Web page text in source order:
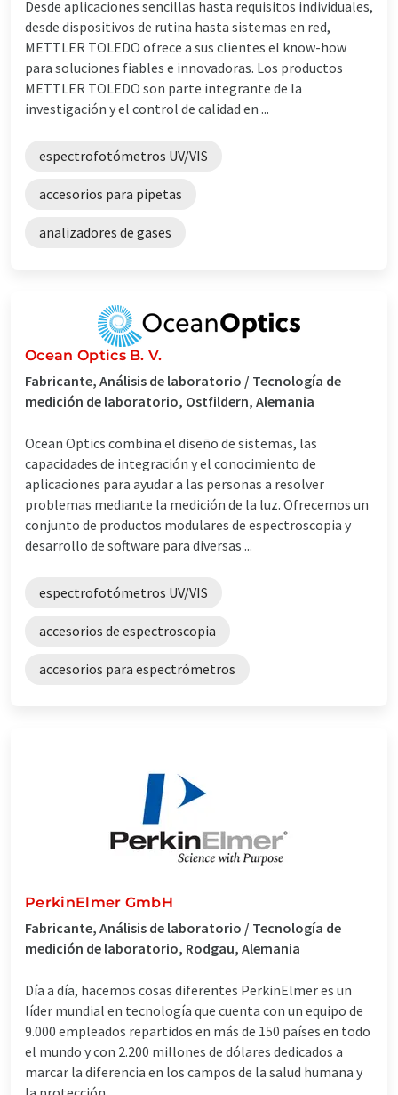
Desde aplicaciones sencillas hasta requisitos individuales,
desde dispositivos de rutina hasta sistemas en red,
METTLER TOLEDO ofrece a sus clientes el know-how
para soluciones fiables e innovadoras. Los productos
METTLER TOLEDO son parte integrante de la
investigación y el control de calidad en ...
espectrofotómetros UV/VIS
accesorios para pipetas
analizadores de gases
Ocean Optics B. V.
Fabricante, Análisis de laboratorio / Tecnología de
medición de laboratorio, Ostfildern, Alemania
Ocean Optics combina el diseño de sistemas, las
capacidades de integración y el conocimiento de
aplicaciones para ayudar a las personas a resolver
problemas mediante la medición de la luz. Ofrecemos un
conjunto de productos modulares de espectroscopia y
desarrollo de software para diversas ...
espectrofotómetros UV/VIS
accesorios de espectroscopia
accesorios para espectrómetros
PerkinElmer GmbH
Fabricante, Análisis de laboratorio / Tecnología de
medición de laboratorio, Rodgau, Alemania
Día a día, hacemos cosas diferentes PerkinElmer es un
líder mundial en tecnología que cuenta con un equipo de
9.000 empleados repartidos en más de 150 países en todo
el mundo y con 2.200 millones de dólares dedicados a
marcar la diferencia en los campos de la salud humana y